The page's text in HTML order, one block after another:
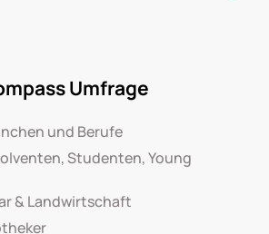
Umfrage
und Berufe
Studenten, Young
& Landwirtschaft